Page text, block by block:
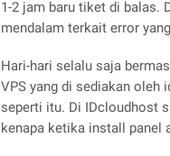
1-2 jam baru tiket di balas.
mendalam terkait error
Hari-hari selalu saja
VPS yang di sediakan oleh
seperti itu. Di IDcloudhost
kenapa ketika install panel